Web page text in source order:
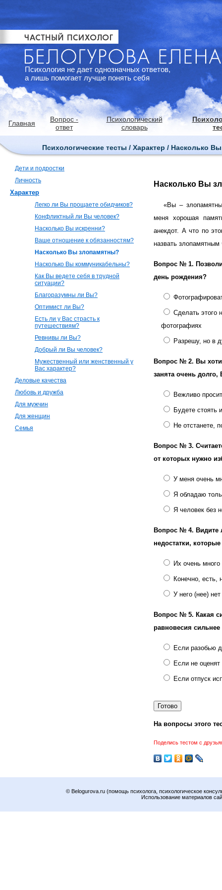
Психология не дает однозначных ответов,
а лишь помогает лучше понять себя
Главная
Вопрос -
ответ
Психологический
словарь
Психологические тесты / Характер / Насколько
Дети и подростки
Личность
Характер
Легко ли Вы прощаете обидчиков?
Конфликтный ли Вы человек?
Насколько Вы искренни?
Ваше отношение к обязанностям?
Насколько Вы злопамятны?
Насколько Вы коммуникабельны?
Как Вы ведете себя в трудной
ситуации?
Благоразумны ли Вы?
Оптимист ли Вы?
Есть ли у Вас страсть к
путешествиям?
Ревнивы ли Вы?
Добрый ли Вы человек?
Мужественный или женственный у
Вас характер?
Деловые качества
Любовь и дружба
Для мужчин
Для женщин
Семья
Насколько Вы
«Вы –
меня хорошая
анекдот. А что по
назвать злопамятным
Вопрос № 1.
день рождения?
Сделать этого
фотографиях
Разрешу, но в
Вопрос № 2. Вы
занята очень долго,
Вежливо
Будете стоять
Не отстанете,
Вопрос № 3.
от которых нужно
У меня очень
Я обладаю
Я человек без
Вопрос № 4. Видите
недостатки,
Их очень много
Конечно, есть,
У него (нее)
Вопрос № 5. Какая
равновесия сильнее
Если разобью
Если не
Если отпуск
На вопросы этого
Поделись тестом с
© Belogurova.ru (помощь психолога, психологическое
Использование материалов